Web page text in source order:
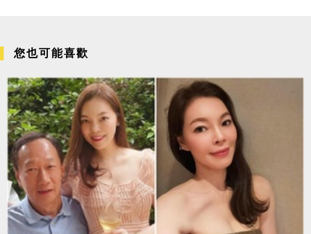
您也可能喜歡